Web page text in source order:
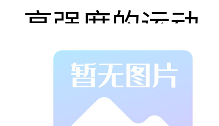
高强度的运动
训练。
4. 学校操场和